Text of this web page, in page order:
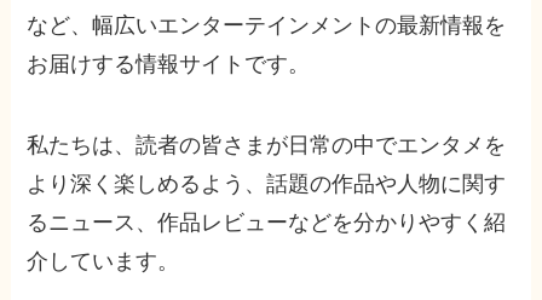
など、幅広いエンターテインメントの最新情報を
お届けする情報サイトです。
私たちは、読者の皆さまが日常の中でエンタメを
より深く楽しめるよう、話題の作品や人物に関す
るニュース、作品レビューなどを分かりやすく紹
介しています。